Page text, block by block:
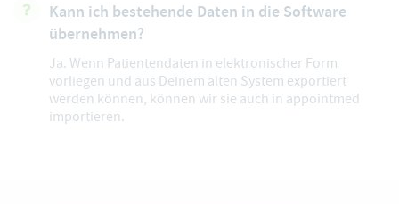
Kann ich bestehende Daten in die Software
übernehmen?
Ja. Wenn Patientendaten in elektronischer Form
vorliegen und aus Deinem alten System exportiert
werden können, können wir sie auch in appointmed
importieren.